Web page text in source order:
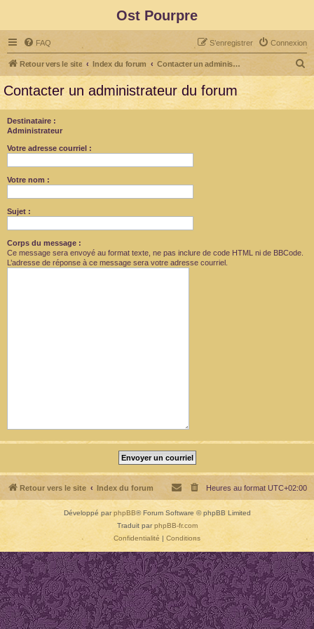
Ost Pourpre
FAQ Connexion
S’enregistrer
Retour vers le site Index du forum Contacter un administrateur du forum
R
e
Contacter un administrateur du forum
Destinataire :
Administrateur
Votre adresse courriel :
Votre nom :
Sujet :
Corps du message :
Ce message sera envoyé au format texte, ne pas inclure de code HTML ni de BBCode.
L’adresse de réponse à ce message sera votre adresse courriel.
Retour vers le site Index du forum Heures au format UTC+02:00
Développé parphpBB® Forum Software © phpBB Limited
Traduit parphpBB-fr.com
Confidentialité | Conditions